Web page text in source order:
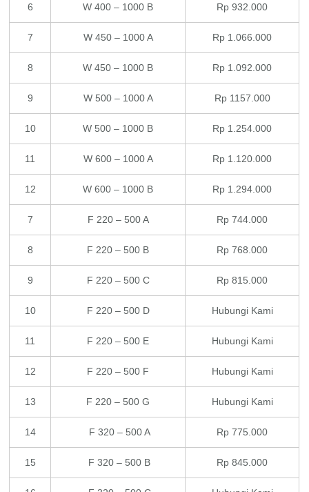
6 W 400 – 1000 B Rp 932.000
7 W 450 – 1000 A Rp 1.066.000
8 W 450 – 1000 B Rp 1.092.000
9 W 500 – 1000 A Rp 1157.000
10 W 500 – 1000 B Rp 1.254.000
11 W 600 – 1000 A Rp 1.120.000
12 W 600 – 1000 B Rp 1.294.000
7 F 220 – 500 A Rp 744.000
8 F 220 – 500 B Rp 768.000
9 F 220 – 500 C Rp 815.000
10 F 220 – 500 D Hubungi Kami
11 F 220 – 500 E Hubungi Kami
12 F 220 – 500 F Hubungi Kami
13 F 220 – 500 G Hubungi Kami
14 F 320 – 500 A Rp 775.000
15 F 320 – 500 B Rp 845.000